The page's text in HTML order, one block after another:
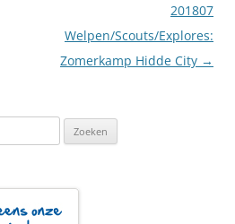
201807
Welpen/Scouts/Explores:
Zomerkamp Hidde City →